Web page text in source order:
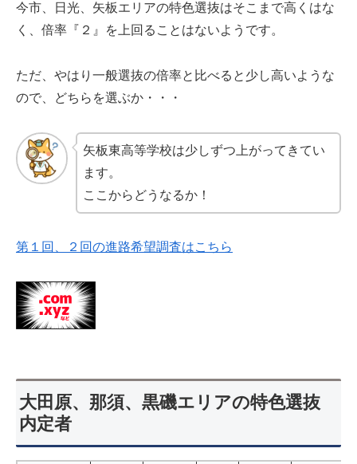
今市、日光、矢板エリアの特色選抜はそこまで高くはな
く、倍率『２』を上回ることはないようです。
ただ、やはり一般選抜の倍率と比べると少し高いような
ので、どちらを選ぶか・・・
矢板東高等学校は少しずつ上がってきてい
ます。
ここからどうなるか！
第１回、２回の進路希望調査はこちら
大田原、那須、黒磯エリアの特色選抜
内定者